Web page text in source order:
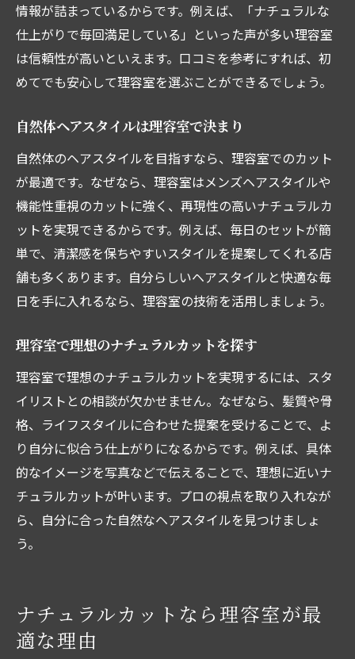
情報が詰まっているからです。例えば、「ナチュラルな
仕上がりで毎回満足している」といった声が多い理容室
は信頼性が高いといえます。口コミを参考にすれば、初
めてでも安心して理容室を選ぶことができるでしょう。
自然体ヘアスタイルは理容室で決まり
自然体のヘアスタイルを目指すなら、理容室でのカット
が最適です。なぜなら、理容室はメンズヘアスタイルや
機能性重視のカットに強く、再現性の高いナチュラルカ
ットを実現できるからです。例えば、毎日のセットが簡
単で、清潔感を保ちやすいスタイルを提案してくれる店
舗も多くあります。自分らしいヘアスタイルと快適な毎
日を手に入れるなら、理容室の技術を活用しましょう。
理容室で理想のナチュラルカットを探す
理容室で理想のナチュラルカットを実現するには、スタ
イリストとの相談が欠かせません。なぜなら、髪質や骨
格、ライフスタイルに合わせた提案を受けることで、よ
り自分に似合う仕上がりになるからです。例えば、具体
的なイメージを写真などで伝えることで、理想に近いナ
チュラルカットが叶います。プロの視点を取り入れなが
ら、自分に合った自然なヘアスタイルを見つけましょ
う。
ナチュラルカットなら理容室が最
適な理由